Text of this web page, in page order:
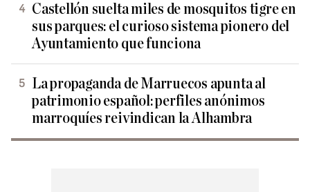
Castellón suelta miles de mosquitos tigre en
sus parques: el curioso sistema pionero del
Ayuntamiento que funciona
La propaganda de Marruecos apunta al
patrimonio español: perfiles anónimos
marroquíes reivindican la Alhambra